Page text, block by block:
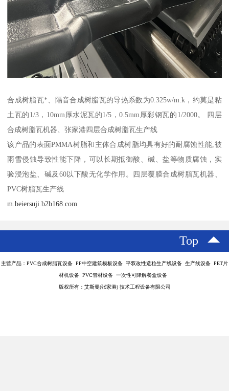
合成树脂瓦*、隔音合成树脂瓦的导热系数为0.325w/m.k，约莫是粘
土瓦的1/3，10mm厚水泥瓦的1/5，0.5mm厚彩钢瓦的1/2000。 四层
合成树脂瓦机器、张家港四层合成树脂瓦生产线
该产品的表面PMMA树脂和主体合成树脂均具有好的耐腐蚀性能,被
雨雪侵蚀导致性能下降，可以长期抵御酸、碱、盐等物质腐蚀，实
验浸泡盐、碱及60以下酸无化学作用。四层覆膜合成树脂瓦机器、
PVC树脂瓦生产线
m.beiersuji.b2b168.com
Top
主营产品：PVC合成树脂瓦设备 PP中空建筑模板设备 平双改性造粒生产线设备 生产线设备 PET片
材机设备 PVC管材设备 一次性可降解餐盒设备
版权所有：艾斯曼(张家港) 技术工程设备有限公司